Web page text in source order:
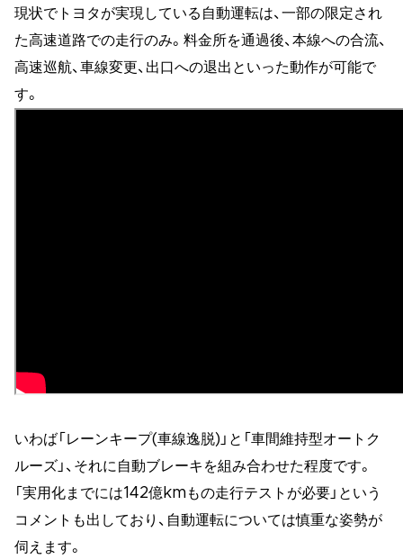
現状でトヨタが実現している自動運転は、一部の限定され
た高速道路での走行のみ。料金所を通過後、本線への合流、
高速巡航、車線変更、出口への退出といった動作が可能で
す。
いわば「レーンキープ(車線逸脱)」と「車間維持型オートク
ルーズ」、それに自動ブレーキを組み合わせた程度です。
「実用化までには142億kmもの走行テストが必要」という
コメントも出しており、自動運転については慎重な姿勢が
伺えます。